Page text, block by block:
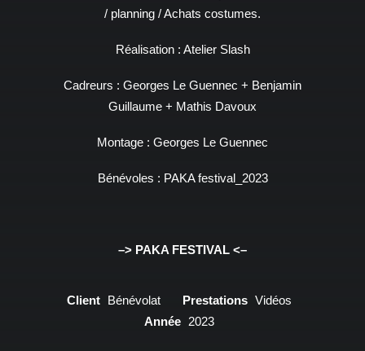
/ planning / Achats costumes.
Réalisation : Atelier Slash
Cadreurs : Georges Le Guennec + Benjamin
Guillaume + Mathis Davoux
Montage : Georges Le Guennec
Bénévoles : PAKA festival_2023
–> PAKA FESTIVAL <–
Client Bénévolat Prestations Vidéos
Année
2023